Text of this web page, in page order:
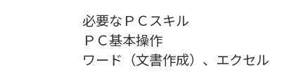
必要なＰＣスキル
ＰＣ基本操作
ワード（文書作成）、エクセル